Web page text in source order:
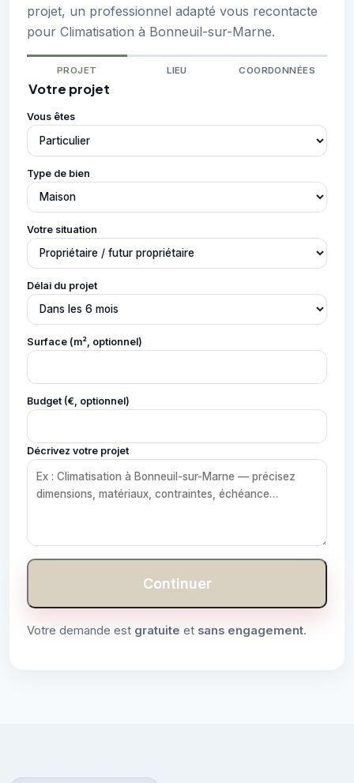
projet, un professionnel adapté vous recontacte
pour Climatisation à Bonneuil-sur-Marne.
PROJET LIEU COORDONNÉES
Votre projet
Vous êtes
Type de bien
Votre situation
Délai du projet
Surface (m², optionnel)
Budget (€, optionnel)
Décrivez votre projet
Continuer
Votre demande est gratuite et sans engagement.